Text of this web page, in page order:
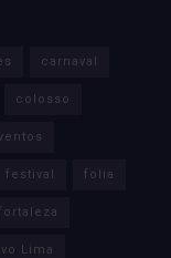
carnaval
colosso
festival folia
Lima